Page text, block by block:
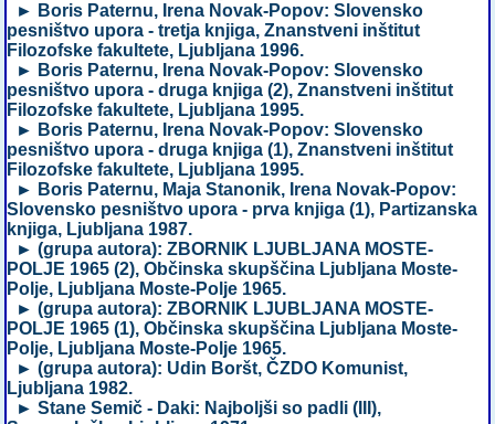
► Boris Paternu, Irena Novak-Popov: Slovensko
pesništvo upora - tretja knjiga, Znanstveni inštitut
Filozofske fakultete, Ljubljana 1996.
► Boris Paternu, Irena Novak-Popov: Slovensko
pesništvo upora - druga knjiga (2), Znanstveni inštitut
Filozofske fakultete, Ljubljana 1995.
► Boris Paternu, Irena Novak-Popov: Slovensko
pesništvo upora - druga knjiga (1), Znanstveni inštitut
Filozofske fakultete, Ljubljana 1995.
► Boris Paternu, Maja Stanonik, Irena Novak-Popov:
Slovensko pesništvo upora - prva knjiga (1), Partizanska
knjiga, Ljubljana 1987.
► (grupa autora): ZBORNIK LJUBLJANA MOSTE-
POLJE 1965 (2), Občinska skupščina Ljubljana Moste-
Polje, Ljubljana Moste-Polje 1965.
► (grupa autora): ZBORNIK LJUBLJANA MOSTE-
POLJE 1965 (1), Občinska skupščina Ljubljana Moste-
Polje, Ljubljana Moste-Polje 1965.
► (grupa autora): Udin Boršt, ČZDO Komunist,
Ljubljana 1982.
► Stane Semič - Daki: Najboljši so padli (III),